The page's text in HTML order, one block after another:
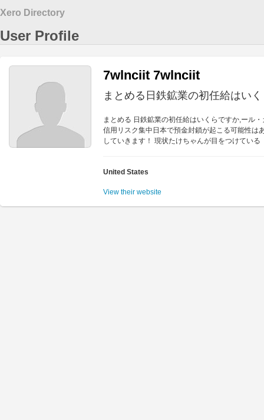
Xero Directory
User Profile
7wlnciit 7wlnciit
まとめる日鉄鉱業の初任給はい
まとめる 日鉄鉱業の初任給はいくらですか,ール
信用リスク集中日本で預金封鎖が起こる可能性は
していきます！ 現状たけちゃんが目をつけている
United States
View their website